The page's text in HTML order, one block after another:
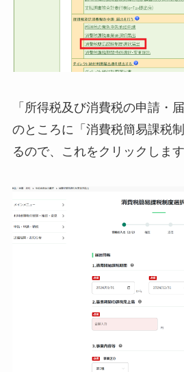
「所得税及び消費税の申請・
のところに「消費税簡易課税
るので、これをクリックします